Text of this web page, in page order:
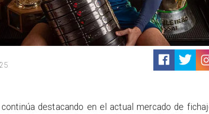
continúa destacando en el actual mercado de